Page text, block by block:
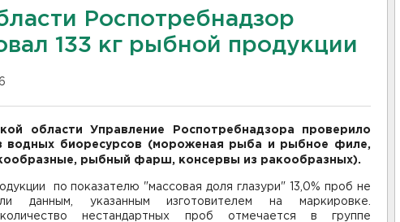
Роспотребнадзор
133 кг рыбной продукции
области Управление Роспотребнадзора проверило
водных биоресурсов (мороженая рыба и рыбное филе,
рыбный фарш, консервы из ракообразных).
по показателю "массовая доля глазури" 13,0% проб не
данным, указанным изготовителем на маркировке.
нестандартных проб отмечается в группе